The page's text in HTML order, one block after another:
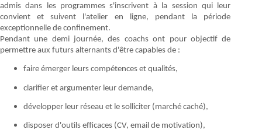
admis dans les programmes s'inscrivent à la session qui leur
convient et suivent l'atelier en ligne, pendant la période
exceptionnelle de confinement.
Pendant une demi journée, des coachs ont pour objectif de
permettre aux futurs alternants d'être capables de :
faire émerger leurs compétences et qualités,
clarifier et argumenter leur demande,
développer leur réseau et le solliciter (marché caché),
disposer d'outils efficaces (CV, email de motivation),